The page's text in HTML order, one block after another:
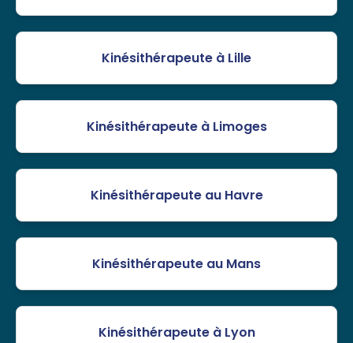
Kinésithérapeute à Lille
Kinésithérapeute à Limoges
Kinésithérapeute au Havre
Kinésithérapeute au Mans
Kinésithérapeute à Lyon